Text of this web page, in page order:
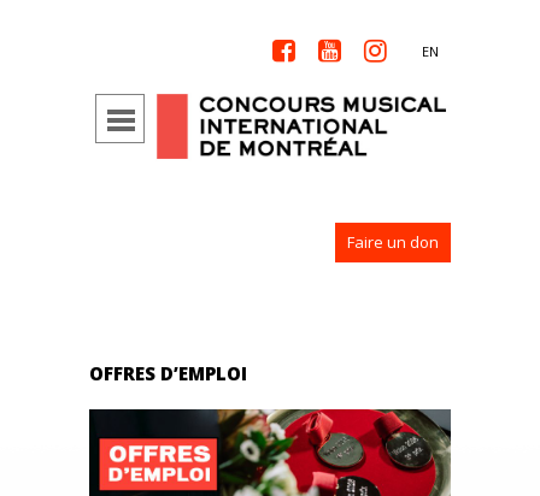
   EN
Faire un don
OFFRES D’EMPLOI